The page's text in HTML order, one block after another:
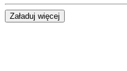
Załaduj więcej